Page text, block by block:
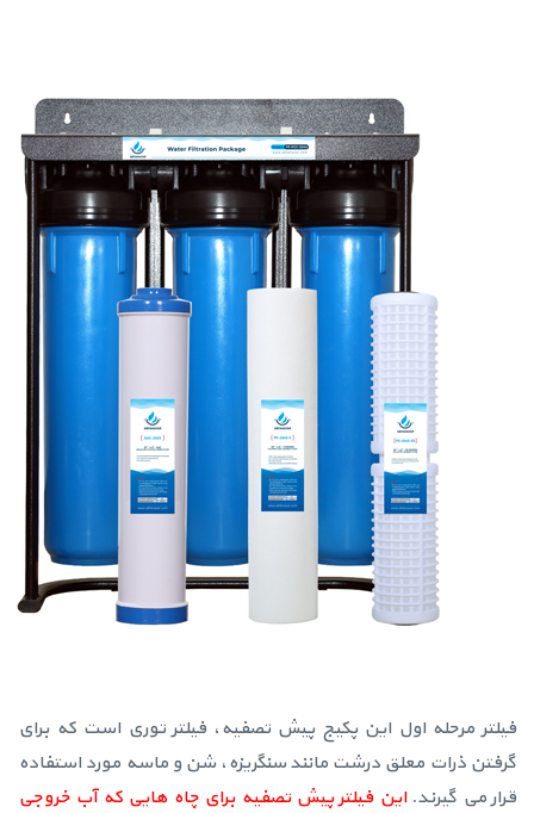
فیلتر مرحله اول این پکیج پیش تصفیه، فیلتر توری است که برای
گرفتن ذرات معلق درشت مانند سنگریزه، شن و ماسه مورد استفاده
قرار می گیرند.این فیلتر پیش تصفیه برای چاه هایی که آب خروجی